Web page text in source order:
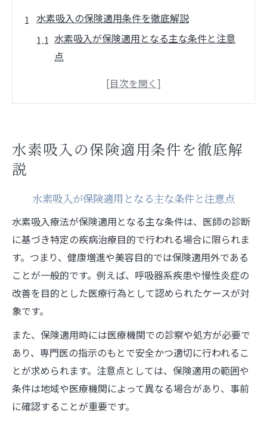
水素吸入の保険適用条件を徹底解説
水素吸入が保険適用となる主な条件と注意
点
愛知県で水素吸入が認められるケースの特
水素吸入の保険適用が難しい理由と現状
える際の基礎知識
水素吸入サロンとクリニックの通いやすさ
名古屋・春日井の水素吸入施設で確認すべ
きポイント
水素吸入ができる病院やサロンのサービス
内容
水素吸入の継続通院に便利なエリア選び
保険で利用できる水素吸入の安心ポイント
水素吸入の保険適用条件を徹底解
説
水素吸入が保険適用となる主な条件と注意点
水素吸入療法が保険適用となる主な条件は、医師の診断
に基づき特定の疾病治療目的で行われる場合に限られま
す。つまり、健康増進や美容目的では保険適用外である
ことが一般的です。例えば、呼吸器系疾患や慢性炎症の
改善を目的とした医療行為として認められたケースが対
象です。
また、保険適用時には医療機関での診察や処方が必要で
あり、専門医の指示のもとで安全かつ適切に行われるこ
とが求められます。注意点としては、保険適用の範囲や
条件は地域や医療機関によって異なる場合があり、事前
に確認することが重要です。